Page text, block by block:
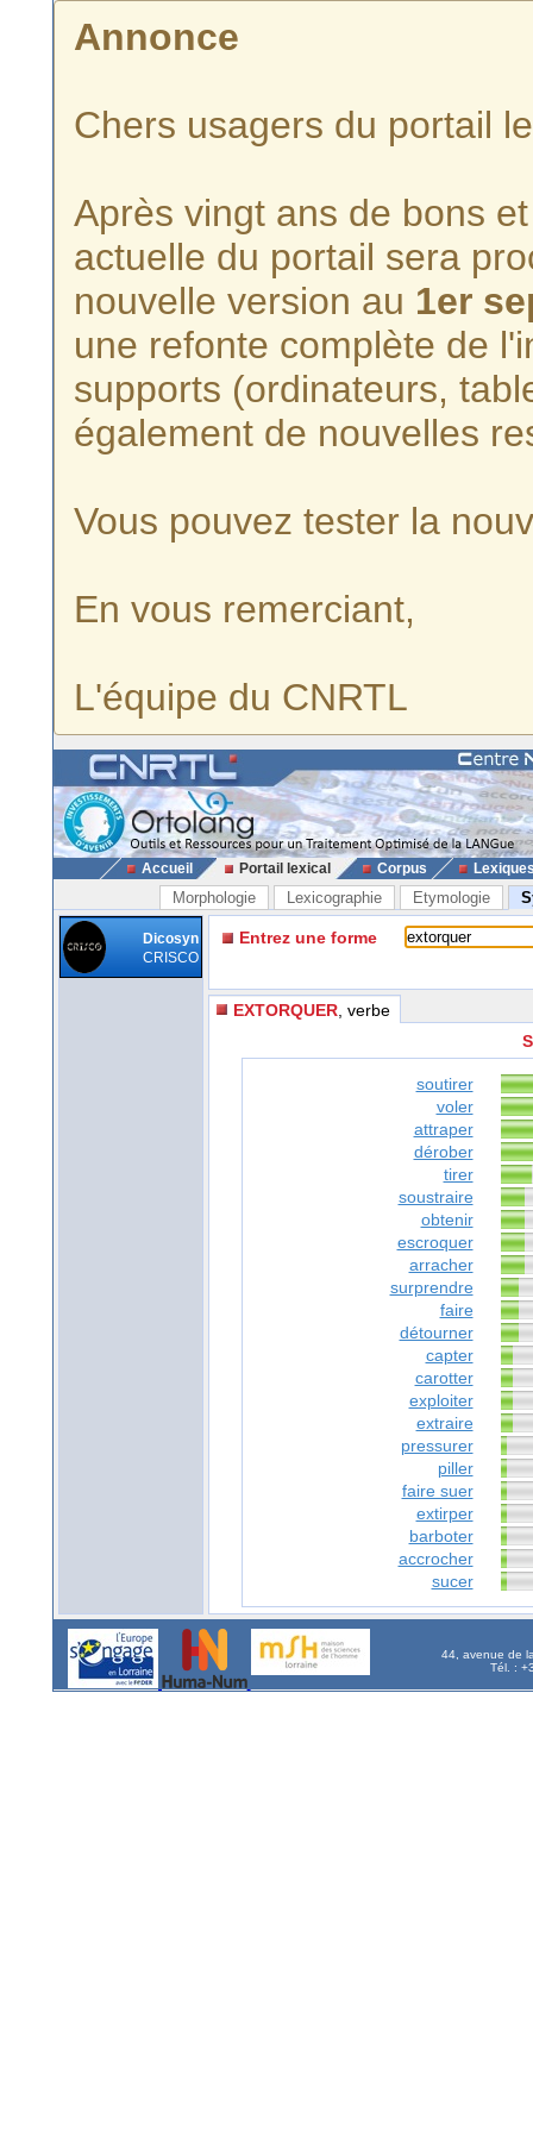
Annonce
Chers usagers du portail
Après vingt ans de bons
actuelle du portail sera
nouvelle version au 1er
une refonte complète de
supports (ordinateurs,
également de nouvelles
Vous pouvez tester la
En vous remerciant,
L'équipe du CNRTL
Accueil Portail lexical Corpus
Morphologie Lexicographie Etymologie
Dicosyn
CRISCO
Entrez une forme
EXTORQUER , verbe
soutirer
voler
attraper
dérober
tirer
soustraire
obtenir
escroquer
arracher
surprendre
faire
détourner
capter
carotter
exploiter
extraire
pressurer
piller
faire suer
extirper
barboter
accrocher
sucer
44, avenue de
Tél. :